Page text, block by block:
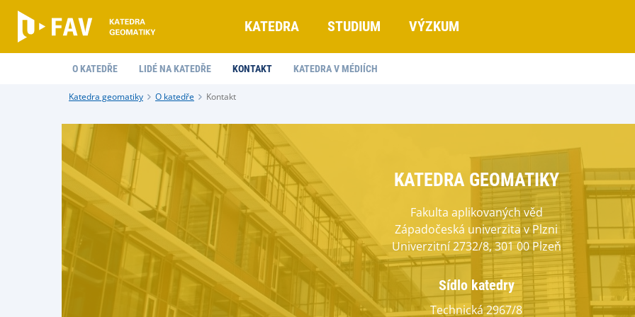
KATEDRA STUDIUM VÝZKUM
O KATEDŘE LIDÉ NA KATEDŘE KONTAKT KATEDRA V MÉDIÍCH
Katedra geomatiky O katedře Kontakt
KATEDRA GEOMATIKY
Fakulta aplikovaných věd
Západočeská univerzita v Plzni
Univerzitní 2732/8, 301 00 Plzeň
Sídlo katedry
Technická 2967/8